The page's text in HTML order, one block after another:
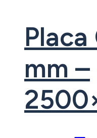
Placa
mm –